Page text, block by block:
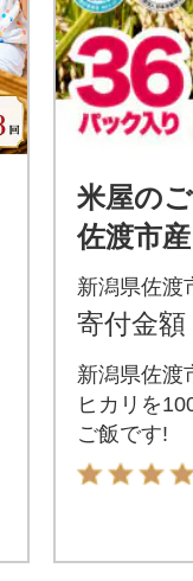
米屋の
佐渡市
リ】パ
g×36個
新潟県佐渡
寄付金額
新潟県佐渡
ヒカリを
ご飯です!